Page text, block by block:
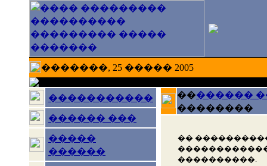
�������, 25 ����� 2005
�����������
������ ���
�����
������
��������
��������
��
����������.